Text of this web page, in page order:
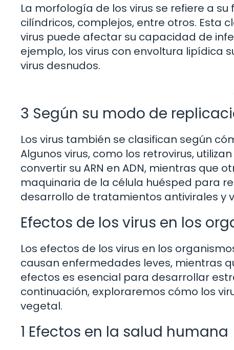
La morfología de los virus se refiere a
cilíndricos, complejos, entre otros. Esta
virus puede afectar su capacidad de
ejemplo, los virus con envoltura lipídica
virus desnudos.
3 Según su modo de
Los virus también se clasifican según
Algunos virus, como los retrovirus,
convertir su ARN en ADN, mientras que
maquinaria de la célula huésped para
desarrollo de tratamientos antivirales y
Efectos de los virus en los
Los efectos de los virus en los
causan enfermedades leves, mientras
efectos es esencial para desarrollar
continuación, exploraremos cómo los
vegetal.
1 Efectos en la salud humana